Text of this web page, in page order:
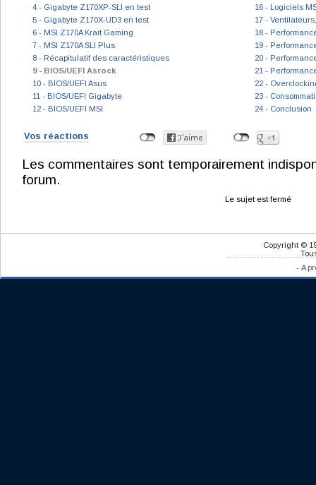
4 - Gigabyte Z170XP-SLI en test
5 - Gigabyte Z170X-UD3 en test
6 - MSI Z170A Krait Gaming
7 - MSI Z170A SLI Plus
8 - Récapitulatif des caractéristiques
9 - BIOS/UEFI Asrock
10 - BIOS/UEFI Asus
11 - BIOS/UEFI Gigabyte
12 - BIOS/UEFI MSI
16 - Logiciels
17 -
18 -
19 -
20 -
21 -
22 -
23 -
24 - Conclusion
Vos réactions
Les commentaires sont temporairement
forum.
Le sujet est fermé
Copyright ©
- A